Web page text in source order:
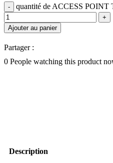
quantité de ACCESS
Ajouter au panier
Partager :
0 People watching this product
Description